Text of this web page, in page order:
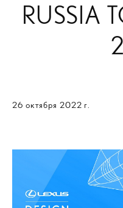
RUSSIA
26 октября 2022 г.